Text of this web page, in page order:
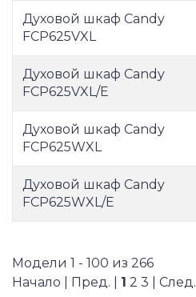
Духовой шкаф Candy
FCP625VXL
Духовой шкаф Candy
FCP625VXL/E
Духовой шкаф Candy
FCP625WXL
Духовой шкаф Candy
FCP625WXL/E
Модели 1 - 100 из 266
Начало | Пред. | 1 2 3 След.